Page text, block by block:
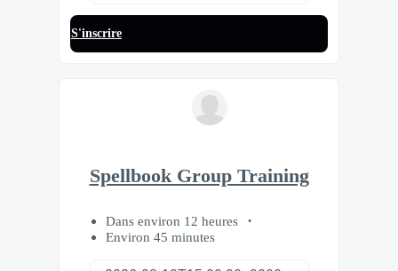
S'inscrire
Spellbook Group Training
Dans environ 12 heures
Environ 45 minutes